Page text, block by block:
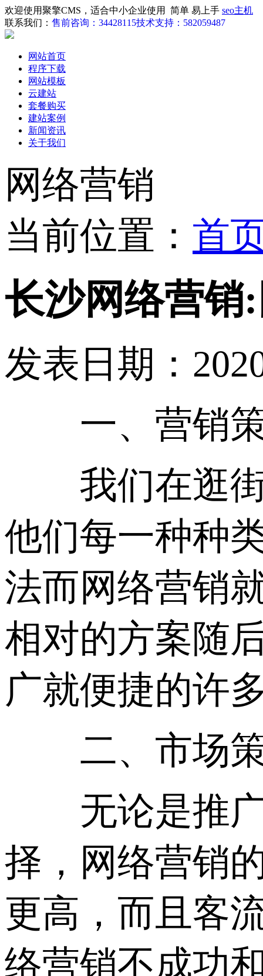
欢迎使用聚擎CMS，适合中小企业使用 简单 易上手 seo主机
联系我们： 售前咨询：34428115技术支持：582059487
网站首页
程序下载
网站模板
云建站
套餐购买
建站案例
新闻资讯
关于我们
网络营销
当前位置： 首
长沙网络营销
发表日期：
一、营销
我们在逛街
他们每一种种
法而网络营销
相对的方案随
广就便捷的许
二、市场
无论是推广
择，网络营销
更高，而且客
络营销不成功